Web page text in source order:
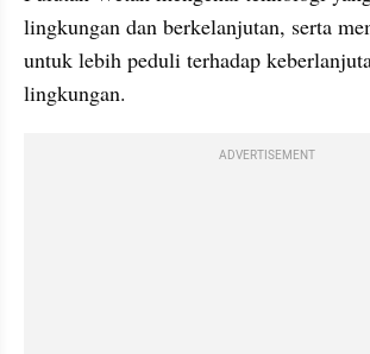
lingkungan dan berkelanjutan, serta
untuk lebih peduli terhadap
lingkungan.
ADVERTISEMENT